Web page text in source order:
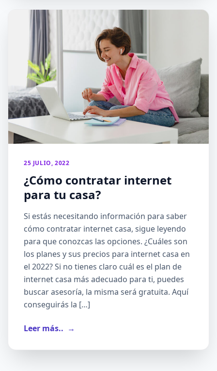
25 JULIO, 2022
¿Cómo contratar internet
para tu casa?
Si estás necesitando información para saber
cómo contratar internet casa, sigue leyendo
para que conozcas las opciones. ¿Cuáles son
los planes y sus precios para internet casa en
el 2022? Si no tienes claro cuál es el plan de
internet casa más adecuado para ti, puedes
buscar asesoría, la misma será gratuita. Aquí
conseguirás la […]
Leer más.. →